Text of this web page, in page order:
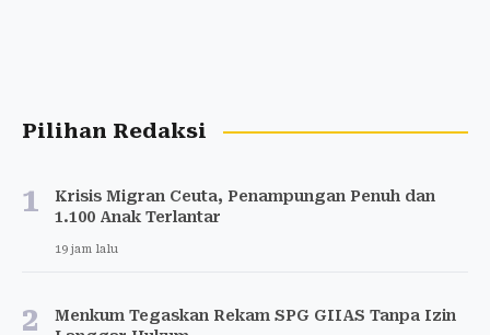
Pilihan Redaksi
1
Krisis Migran Ceuta, Penampungan Penuh dan
1.100 Anak Terlantar
19 jam lalu
2
Menkum Tegaskan Rekam SPG GIIAS Tanpa Izin